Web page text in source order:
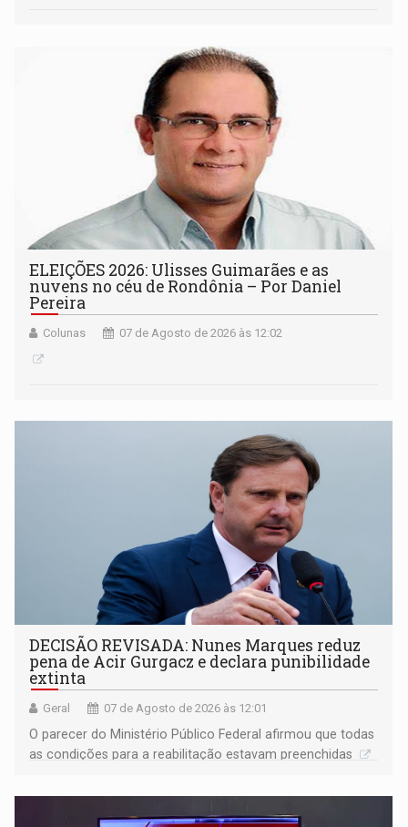
ELEIÇÕES 2026: Ulisses Guimarães e as
nuvens no céu de Rondônia – Por Daniel
Pereira
Colunas 07 de Agosto de 2026 às 12:02
DECISÃO REVISADA: Nunes Marques reduz
pena de Acir Gurgacz e declara punibilidade
extinta
Geral 07 de Agosto de 2026 às 12:01
O parecer do Ministério Público Federal afirmou que todas
as condições para a reabilitação estavam preenchidas